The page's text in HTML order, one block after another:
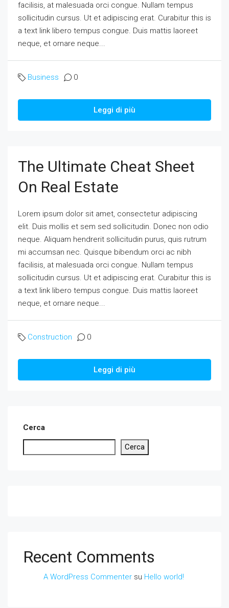
facilisis, at malesuada orci congue. Nullam tempus
sollicitudin cursus. Ut et adipiscing erat. Curabitur this is
a text link libero tempus congue. Duis mattis laoreet
neque, et ornare neque...
Business 0
Leggi di più
The Ultimate Cheat Sheet
On Real Estate
Lorem ipsum dolor sit amet, consectetur adipiscing
elit. Duis mollis et sem sed sollicitudin. Donec non odio
neque. Aliquam hendrerit sollicitudin purus, quis rutrum
mi accumsan nec. Quisque bibendum orci ac nibh
facilisis, at malesuada orci congue. Nullam tempus
sollicitudin cursus. Ut et adipiscing erat. Curabitur this is
a text link libero tempus congue. Duis mattis laoreet
neque, et ornare neque...
Construction 0
Leggi di più
Cerca
Cerca
Recent Comments
A WordPress Commenter su Hello world!